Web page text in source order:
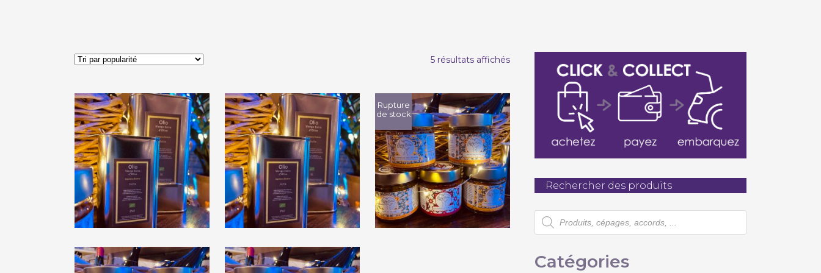
5 résultats affichésTrié
popularité
Gaetano Butera
« Olio »
€28,00
Gaetano Butera
« Olio »
€12,00
Rupture
de stock
Gaetano Butera
« Piccantino di
Pomodoro »
Rechercher des produits
Recherche
de
produits
Catégories